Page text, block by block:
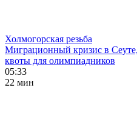
Холмогорская резьба
Миграционный кризис в
квоты для олимпиадников
05:33
22 мин